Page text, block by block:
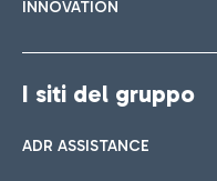
INNOVATION
I siti del gruppo
ADR ASSISTANCE